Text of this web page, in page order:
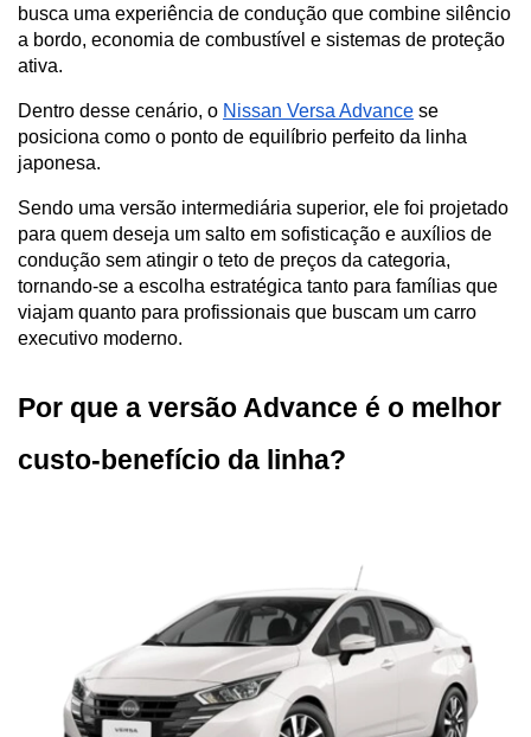
busca uma experiência de condução que combine silêncio
a bordo, economia de combustível e sistemas de proteção
ativa.
Dentro desse cenário, o Nissan Versa Advance se
posiciona como o ponto de equilíbrio perfeito da linha
japonesa.
Sendo uma versão intermediária superior, ele foi projetado
para quem deseja um salto em sofisticação e auxílios de
condução sem atingir o teto de preços da categoria,
tornando-se a escolha estratégica tanto para famílias que
viajam quanto para profissionais que buscam um carro
executivo moderno.
Por que a versão Advance é o melhor
custo-benefício da linha?